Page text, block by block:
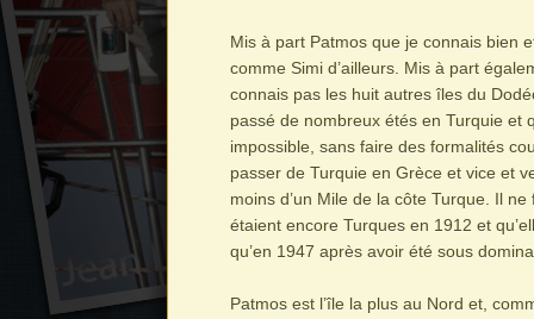
Mis à part Patmos que je connais bien
comme Simi d’ailleurs. Mis à part
connais pas les huit autres îles du
passé de nombreux étés en Turquie et
impossible, sans faire des formalités
passer de Turquie en Grèce et vice et
moins d’un Mile de la côte Turque. Il
étaient encore Turques en 1912 et
qu’en 1947 après avoir été sous
Patmos est l’île la plus au Nord et,